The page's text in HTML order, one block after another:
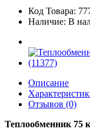
Код Товара:
Наличие: В
Описание
Отзывов (0)
Теплообменник 75